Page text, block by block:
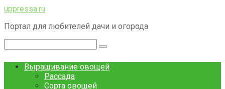
Перейти
контенту
uppressa.ru
Портал для любителей дачи и огорода
Выращивание овощей
Рассада
Сорта овощей